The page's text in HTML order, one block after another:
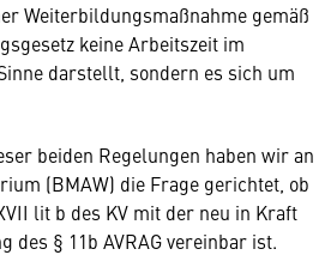
Weiterbildungsmaßnahme gemäß
keine Arbeitszeit im
darstellt, sondern es sich um
beiden Regelungen haben wir an
(BMAW) die Frage gerichtet, ob
lit b des KV mit der neu in Kraft
des § 11b AVRAG vereinbar ist.